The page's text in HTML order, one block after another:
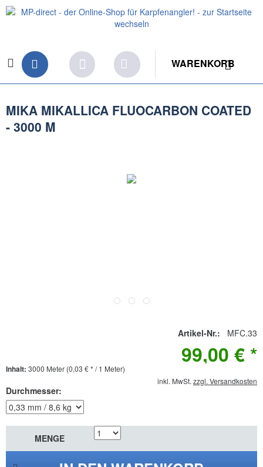
WARENKORB
MIKA MIKALLICA FLUOCARBON COATED
- 3000 M
Artikel-Nr.: MFC.33
99,00 € *
Inhalt: 3000 Meter (0,03 € * / 1 Meter)
inkl. MwSt. zzgl. Versandkosten
Durchmesser:
MENGE